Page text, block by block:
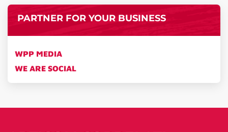
PARTNER FOR YOUR BUSINESS
WPP MEDIA
WE ARE SOCIAL